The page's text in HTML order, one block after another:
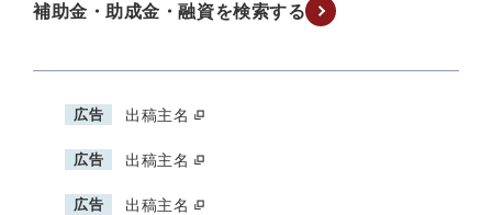
補助金・助成金・融資を検索する
広告 出稿主名
広告 出稿主名
広告 出稿主名